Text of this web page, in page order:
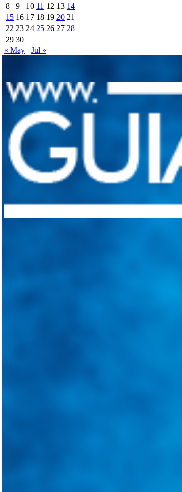
8
9 10 11 12 13 14
15 16 17 18 19 20 21
22 23 24 25 26 27 28
29 30
« May
Jul »